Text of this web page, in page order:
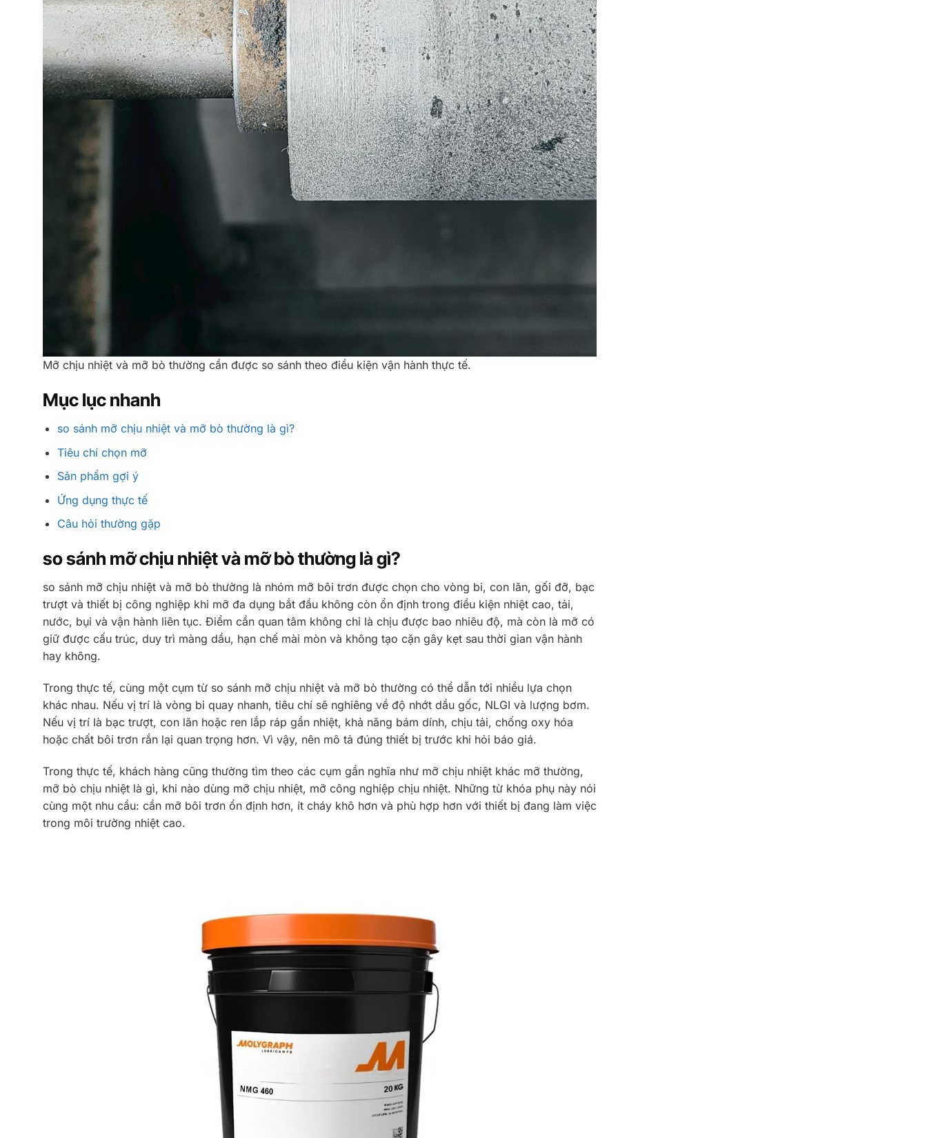
Mỡ chịu nhiệt và mỡ bò thường cần được so sánh theo điều kiện vận hành thực tế.
Mục lục nhanh
so sánh mỡ chịu nhiệt và mỡ bò thường là gì?
Tiêu chí chọn mỡ
Sản phẩm gợi ý
Ứng dụng thực tế
Câu hỏi thường gặp
so sánh mỡ chịu nhiệt và mỡ bò thường là gì?
so sánh mỡ chịu nhiệt và mỡ bò thường là nhóm mỡ bôi trơn được chọn cho vòng bi, con lăn, gối đỡ, bạc
trượt và thiết bị công nghiệp khi mỡ đa dụng bắt đầu không còn ổn định trong điều kiện nhiệt cao, tải,
nước, bụi và vận hành liên tục. Điểm cần quan tâm không chỉ là chịu được bao nhiêu độ, mà còn là mỡ có
giữ được cấu trúc, duy trì màng dầu, hạn chế mài mòn và không tạo cặn gây kẹt sau thời gian vận hành
hay không.
Trong thực tế, cùng một cụm từ so sánh mỡ chịu nhiệt và mỡ bò thường có thể dẫn tới nhiều lựa chọn
khác nhau. Nếu vị trí là vòng bi quay nhanh, tiêu chí sẽ nghiêng về độ nhớt dầu gốc, NLGI và lượng bơm.
Nếu vị trí là bạc trượt, con lăn hoặc ren lắp ráp gần nhiệt, khả năng bám dính, chịu tải, chống oxy hóa
hoặc chất bôi trơn rắn lại quan trọng hơn. Vì vậy, nên mô tả đúng thiết bị trước khi hỏi báo giá.
Trong thực tế, khách hàng cũng thường tìm theo các cụm gần nghĩa như mỡ chịu nhiệt khác mỡ thường,
mỡ bò chịu nhiệt là gì, khi nào dùng mỡ chịu nhiệt, mỡ công nghiệp chịu nhiệt. Những từ khóa phụ này nói
cùng một nhu cầu: cần mỡ bôi trơn ổn định hơn, ít cháy khô hơn và phù hợp hơn với thiết bị đang làm việc
trong môi trường nhiệt cao.